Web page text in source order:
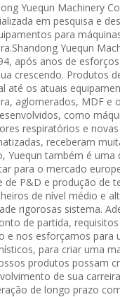
Yuequn Machinery
em pesquisa e
para
Yuequn
após anos de
crescendo. Produtos
até os atuais
aglomerados, MDF e
como
respiratórios e
receberam
Yuequn também é uma
para o mercado
de P&D e produção de
de nível médio e
rigorosas sistema.
de partida,
e nos esforçamos para
para criar uma
produtos possam
de sua
de longo prazo